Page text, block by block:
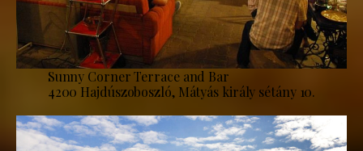
Sunny Corner Terrace and Bar
4200 Hajdúszoboszló, Mátyás király sétány 10.